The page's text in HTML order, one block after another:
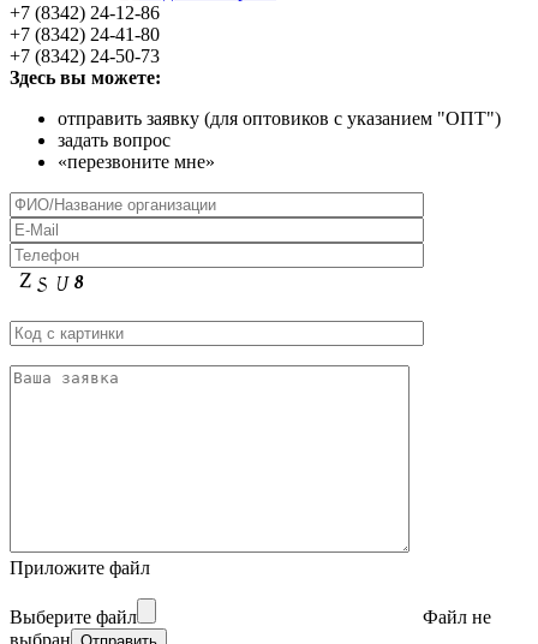
+7 (8342) 24-12-86
+7 (8342) 24-41-80
+7 (8342) 24-50-73
Здесь вы можете:
отправить заявку (для оптовиков с указанием "ОПТ")
задать вопрос
«перезвоните мне»
Приложите файл
Выберите файл
Файл не
выбран